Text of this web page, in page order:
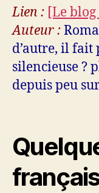
Lien : [Le
Auteur :
d’autre, il fait
silencieuse ?
depuis peu